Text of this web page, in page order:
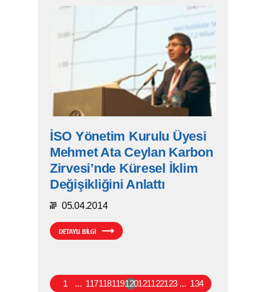
İSO Yönetim Kurulu Üyesi
Mehmet Ata Ceylan Karbon
Zirvesi’nde Küresel İklim
Değişikliğini Anlattı
05.04.2014
DETAYLI BİLGİ
1 ... 117118119120121122123 ... 134